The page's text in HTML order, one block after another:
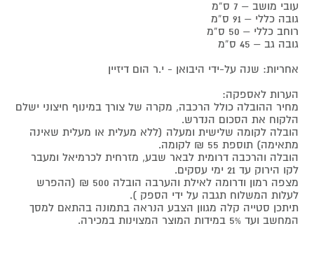
עובי מושב – 7 ס”מ
גובה כללי – 91 ס”מ
רוחב כללי – 50 ס”מ
גובה גב – 45 ס”מ
אחריות: שנה על-ידי היבואן - י.ר הום דיזיין
הערות לאספקה:
מחיר ההובלה כולל הרכבה, מקרה של צורך במינוף חיצוני ישלם
הלקוח את הסכום הנדרש.
הובלה לקומה שלישית ומעלה (ללא מעלית או מעלית שאינה
מתאימה) תוספת 55 ₪ לקומה.
הובלה והרכבה דרומית לבאר שבע, מזרחית לכרמיאל ומעבר
לקו הירוק עד 21 ימי עסקים.
מצפה רמון ודרומה לאילת והערבה הובלה 500 ₪ (ההפרש
לעלות המשלוח תגבה על ידי הספק ).
תיתכן סטייה קלה מגוון הצבע הנראה בתמונה בהתאם למסך
המחשב ועד 5% במידות המוצר המצוינות במכירה.